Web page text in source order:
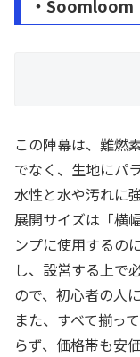
・Soomloom
この陣幕は、難燃
でなく、生地にパ
水性と水や汚れに
展開サイズは「横
ンプに使用するの
し、設営する上で
ので、初心者の人
また、すべて揃っ
らず、価格帯も安